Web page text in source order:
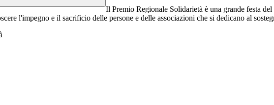
Il Premio Regionale Solidarietà è una grande festa
l'impegno e il sacrificio delle persone e delle associazioni che si dedicano al